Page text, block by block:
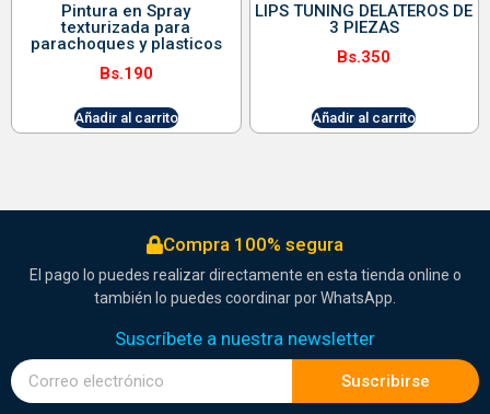
Pintura en Spray
texturizada para
parachoques y plasticos
Bs.190
Añadir al carrito
LIPS TUNING DELATEROS DE
3 PIEZAS
Bs.350
Añadir al carrito
Compra 100% segura
El pago lo puedes realizar directamente en esta tienda online o
también lo puedes coordinar por WhatsApp.
Suscríbete a nuestra newsletter
Suscribirse